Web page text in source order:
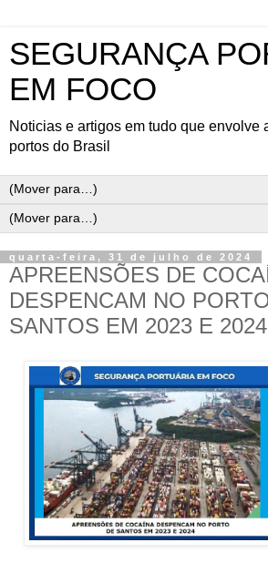
SEGURANÇA
EM FOCO
Noticias e artigos em tudo que envolve
portos do Brasil
quarta-feira, 31 de julho de 2024
APREENSÕES DE
DESPENCAM NO
SANTOS EM 2023 E 2024